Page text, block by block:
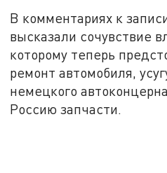
В комментариях к
высказали сочувствие
которому теперь
ремонт автомобиля,
немецкого
Россию запчасти.